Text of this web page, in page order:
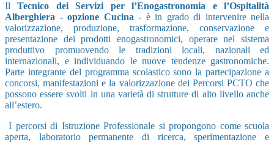
IlTecnico dei Servizi per l’Enogastronomia e l’Ospitalità
Alberghiera - opzione Cucina - è in grado di intervenire nella
valorizzazione, produzione, trasformazione, conservazione e
presentazione dei prodotti enogastronomici, operare nel sistema
produttivo promuovendo le tradizioni locali, nazionali ed
internazionali, e individuando le nuove tendenze gastronomiche.
Parte integrante del programma scolastico sono la partecipazione a
concorsi, manifestazioni e la valorizzazione dei Percorsi PCTO che
possono essere svolti in una varietà di strutture di alto livello anche
all’estero.
I percorsi di Istruzione Professionale si propongono come scuola
aperta, laboratorio permanente di ricerca, sperimentazione e